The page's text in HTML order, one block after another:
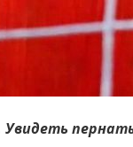
Увидеть